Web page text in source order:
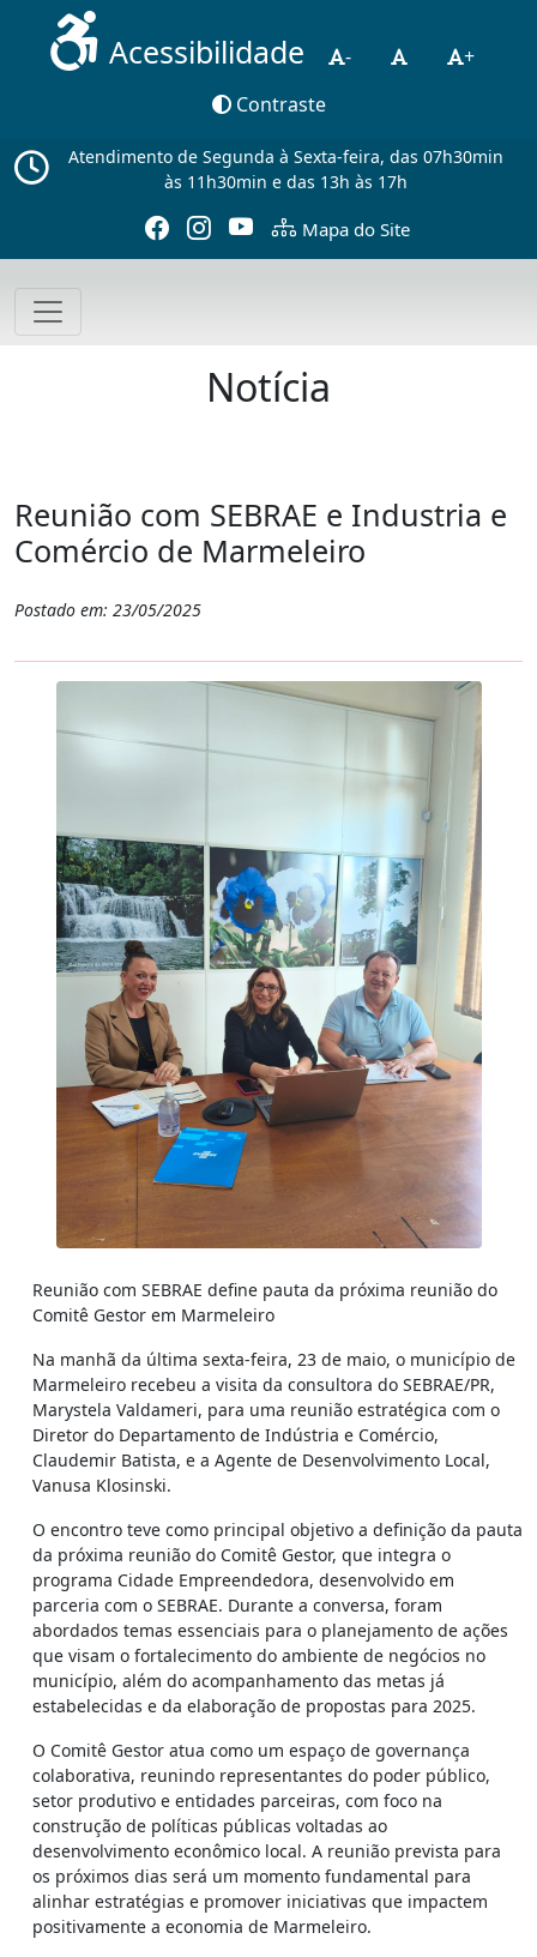
Acessibilidade -
+
Contraste
Atendimento de Segunda à Sexta-feira, das 07h30min
às 11h30min e das 13h às 17h
Mapa do Site
Notícia
Reunião com SEBRAE e Industria e
Comércio de Marmeleiro
Postado em: 23/05/2025
Reunião com SEBRAE define pauta da próxima reunião do
Comitê Gestor em Marmeleiro
Na manhã da última sexta-feira, 23 de maio, o município de
Marmeleiro recebeu a visita da consultora do SEBRAE/PR,
Marystela Valdameri, para uma reunião estratégica com o
Diretor do Departamento de Indústria e Comércio,
Claudemir Batista, e a Agente de Desenvolvimento Local,
Vanusa Klosinski.
O encontro teve como principal objetivo a definição da pauta
da próxima reunião do Comitê Gestor, que integra o
programa Cidade Empreendedora, desenvolvido em
parceria com o SEBRAE. Durante a conversa, foram
abordados temas essenciais para o planejamento de ações
que visam o fortalecimento do ambiente de negócios no
município, além do acompanhamento das metas já
estabelecidas e da elaboração de propostas para 2025.
O Comitê Gestor atua como um espaço de governança
colaborativa, reunindo representantes do poder público,
setor produtivo e entidades parceiras, com foco na
construção de políticas públicas voltadas ao
desenvolvimento econômico local. A reunião prevista para
os próximos dias será um momento fundamental para
alinhar estratégias e promover iniciativas que impactem
positivamente a economia de Marmeleiro.